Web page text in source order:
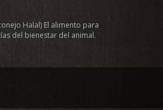
Halal) El alimento para
del bienestar del animal.